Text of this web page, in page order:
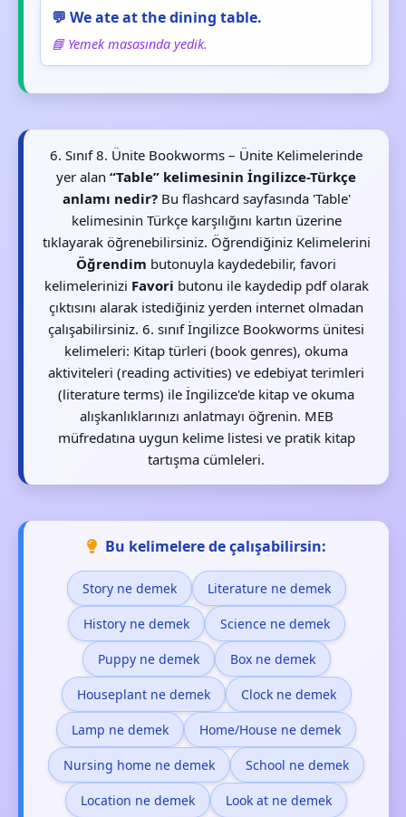
💬 We ate at the dining table.
📘 Yemek masasında yedik.
6. Sınıf 8. Ünite Bookworms – Ünite Kelimelerinde
yer alan“Table” kelimesinin İngilizce-Türkçe
anlamı nedir?Bu flashcard sayfasında 'Table'
kelimesinin Türkçe karşılığını kartın üzerine
tıklayarak öğrenebilirsiniz. Öğrendiğiniz Kelimelerini
Öğrendim butonuyla kaydedebilir, favori
kelimelerinizi Favori butonu ile kaydedip pdf olarak
çıktısını alarak istediğiniz yerden internet olmadan
çalışabilirsiniz. 6. sınıf İngilizce Bookworms ünitesi
kelimeleri: Kitap türleri (book genres), okuma
aktiviteleri (reading activities) ve edebiyat terimleri
(literature terms) ile İngilizce'de kitap ve okuma
alışkanlıklarınızı anlatmayı öğrenin. MEB
müfredatına uygun kelime listesi ve pratik kitap
tartışma cümleleri.
Bu kelimelere de çalışabilirsin:
Story ne demek Literature ne demek
History ne demek Science ne demek
Puppy ne demek Box ne demek
Houseplant ne demek Clock ne demek
Lamp ne demek Home/House ne demek
Nursing home ne demek School ne demek
Location ne demek Look at ne demek